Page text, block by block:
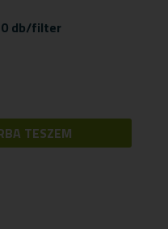
db/filter
TESZEM